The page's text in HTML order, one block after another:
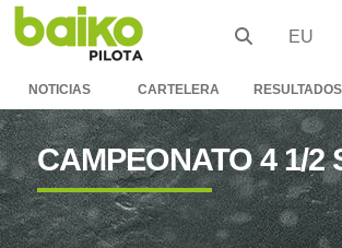
EU
NOTICIAS CARTELERA RESULTADOS
CAMPEONATO 4 1/2